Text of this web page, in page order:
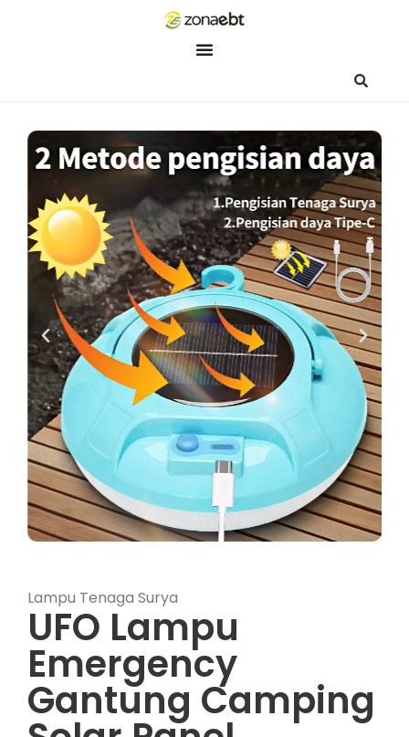
Lampu Tenaga Surya
UFO Lampu
Emergency
Gantung Camping
Aku ZEBot, asisten digital ZonaEBT. Ada yang bisa kubantu
ini?